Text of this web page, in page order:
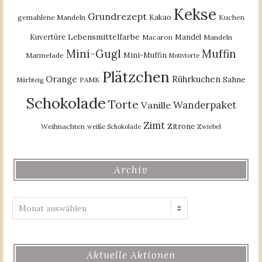
gemahlene Mandeln Grundrezept Kakao Kekse Kuchen
Kuvertüre Lebensmittelfarbe Macaron Mandel Mandeln
Marmelade Mini-Gugl Mini-Muffin Motivtorte Muffin
Mürbteig Orange PAMK Plätzchen Rührkuchen Sahne
Schokolade Torte Vanille Wanderpaket
Weihnachten weiße Schokolade Zimt Zitrone Zwiebel
Archiv
Aktuelle Aktionen